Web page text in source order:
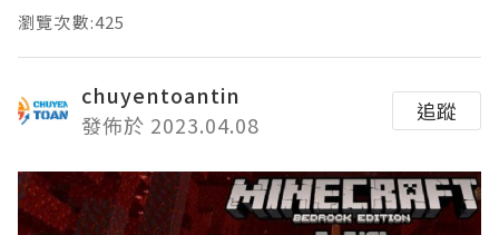
瀏覽次數:425
chuyentoantin
發佈於 2023.04.08
追蹤